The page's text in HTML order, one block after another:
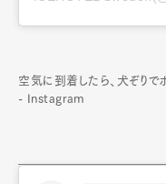
空気に到着したら、犬ぞり
- Instagram